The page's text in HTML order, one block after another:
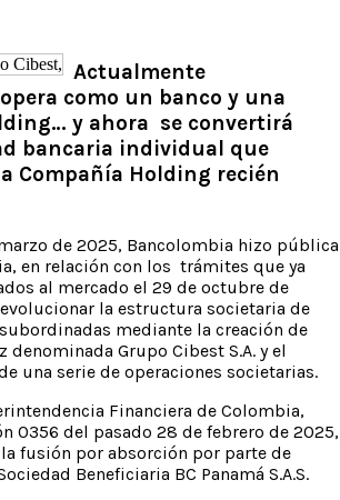
Actualmente
como un banco y una
y ahora se convertirá
bancaria individual que
Compañía Holding recién
de 2025, Bancolombia hizo pública
en relación con los trámites que ya
al mercado el 29 de octubre de
la estructura societaria de
mediante la creación de
Grupo Cibest S.A. y el
una serie de operaciones societarias.
Financiera de Colombia,
0356 del pasado 28 de febrero de 2025,
fusión por absorción por parte de
Beneficiaria BC Panamá S.A.S.